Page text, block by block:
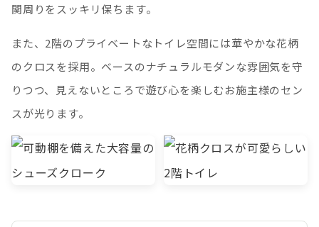
関周りをスッキリ保ちます。
また、2階のプライベートなトイレ空間には華やかな花柄
のクロスを採用。ベースのナチュラルモダンな雰囲気を守
りつつ、見えないところで遊び心を楽しむお施主様のセン
スが光ります。